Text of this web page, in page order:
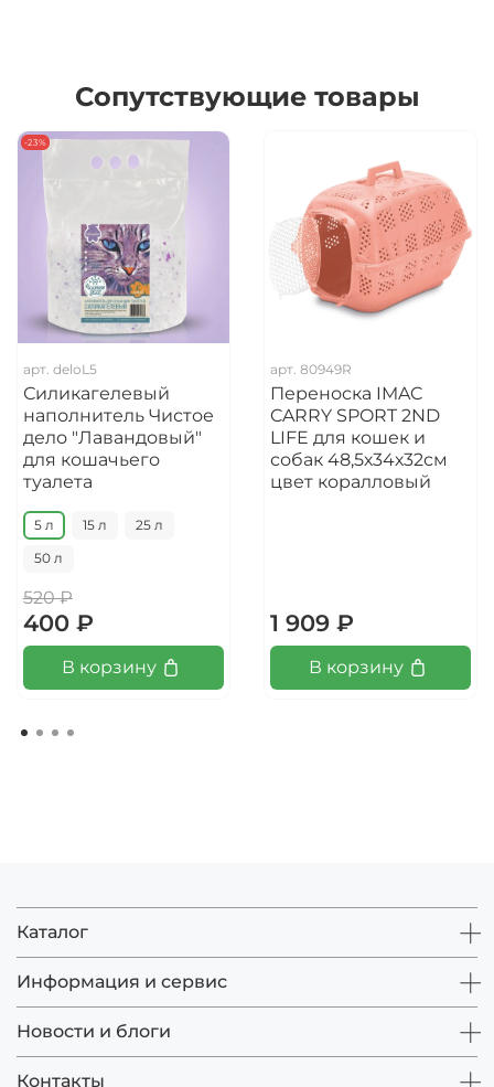
Сопутствующие товары
-23%
арт. deloL5
Силикагелевый
наполнитель Чистое
дело "Лавандовый"
для кошачьего
туалета
5 л 15 л 25 л
50 л
520 ₽
400 ₽
В корзину
арт. 80949R
Переноска IMAC
CARRY SPORT 2ND
LIFE для кошек и
собак 48,5х34х32см
цвет коралловый
1 909 ₽
В корзину
Каталог
Информация и сервис
Новости и блоги
Контакты